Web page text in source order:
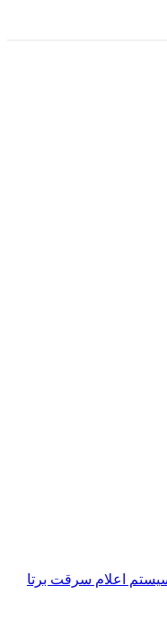
سیستم اعلام سرقت برتا